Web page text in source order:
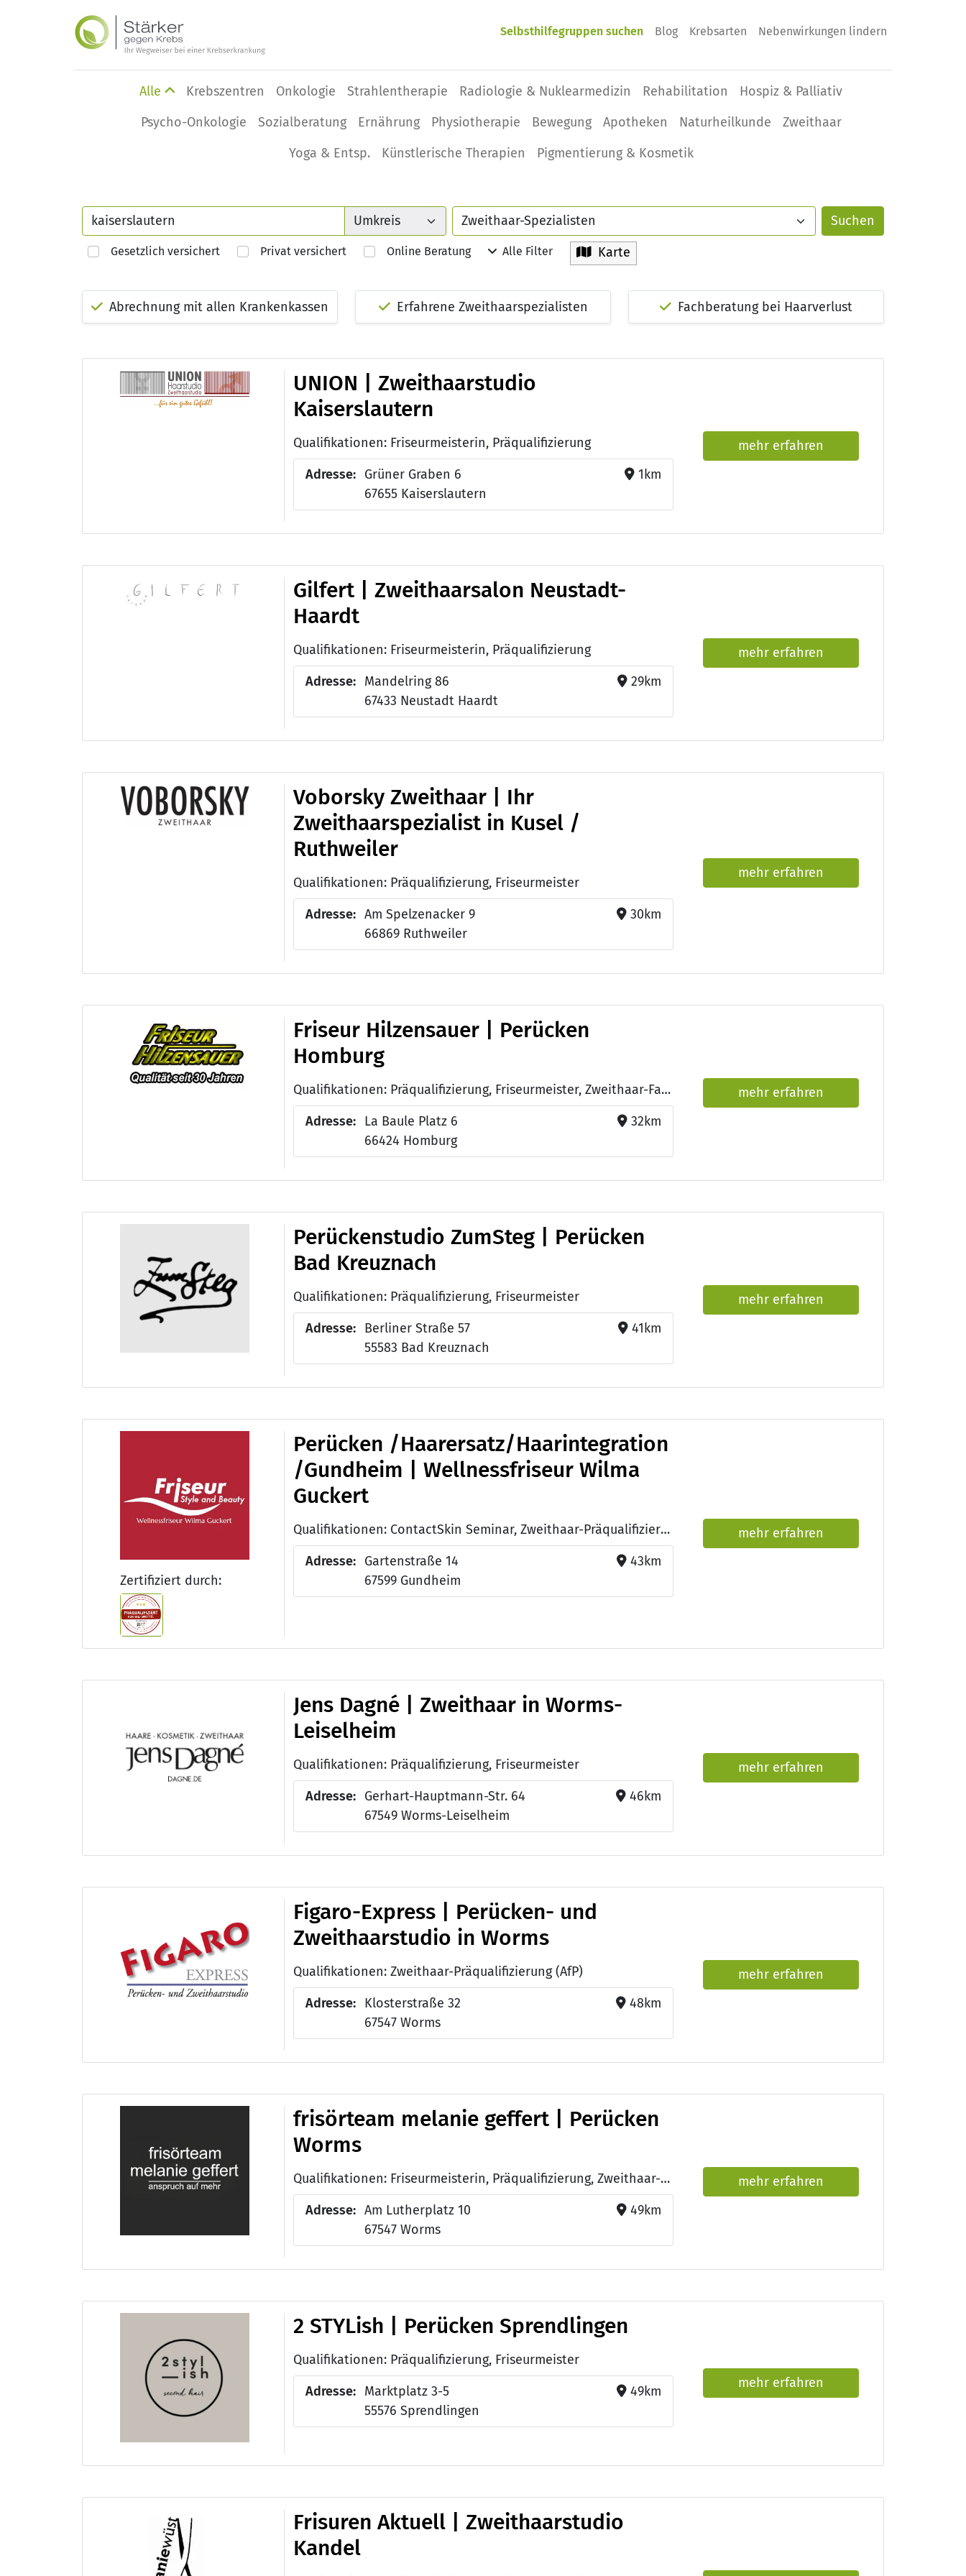
Selbsthilfegruppen suchen Blog Krebsarten Nebenwirkungen lindern
Alle Krebszentren Onkologie Strahlentherapie Radiologie & Nuklearmedizin Rehabilitation
Hospiz & Palliativ
Psycho-Onkologie
Sozialberatung Ernährung Physio­therapie Bewegung Apotheken Naturheilkunde
Zweithaar
Yoga & Entsp.
Künstlerische Therapien Pigmentierung & Kosmetik
Gesetzlich versichert Privat versichert Online Beratung Alle Filter Karte
Abrechnung mit allen Krankenkassen Erfahrene Zweithaarspezialisten Fachberatung bei Haarverlust
UNION | Zweithaarstudio
Kaiserslautern
Qualifikationen: Friseurmeisterin, Präqualifizierung
Adresse:
Grüner Graben 6
67655 Kaiserslautern
1km
mehr erfahren
Gilfert | Zweithaarsalon Neustadt-
Haardt
Qualifikationen: Friseurmeisterin, Präqualifizierung
Adresse:
Mandelring 86
67433 Neustadt Haardt
29km
mehr erfahren
Voborsky Zweithaar | Ihr
Zweithaarspezialist in Kusel /
Ruthweiler
Qualifikationen: Präqualifizierung, Friseurmeister
Adresse: Am Spelzenacker 9
66869 Ruthweiler
30km
mehr erfahren
Friseur Hilzensauer | Perücken
Homburg
Qualifikationen: Präqualifizierung, Friseurmeister, Zweithaar-Fachspezialist
Adresse:
La Baule Platz 6
66424 Homburg
32km
mehr erfahren
Perückenstudio ZumSteg | Perücken
Bad Kreuznach
Qualifikationen: Präqualifizierung, Friseurmeister
Adresse:
Berliner Straße 57
55583 Bad Kreuznach
41km
mehr erfahren
Zertifiziert durch:
Perücken /Haarersatz/Haarintegration
/Gundheim | Wellnessfriseur Wilma
Guckert
Qualifikationen: ContactSkin Seminar, Zweithaar-Präqualifizierung (AfP)
Adresse:
Gartenstraße 14
67599 Gundheim
43km
mehr erfahren
Jens Dagné | Zweithaar in Worms-
Leiselheim
Qualifikationen: Präqualifizierung, Friseurmeister
Adresse:
Gerhart-Hauptmann-Str. 64
67549 Worms-Leiselheim
46km
mehr erfahren
Figaro-Express | Perücken- und
Zweithaarstudio in Worms
Qualifikationen: Zweithaar-Präqualifizierung (AfP)
Adresse:
Klosterstraße 32
67547 Worms
48km
mehr erfahren
frisörteam melanie geffert | Perücken
Worms
Qualifikationen: Friseurmeisterin, Präqualifizierung, Zweithaar-Fachspezialistin
Adresse: Am Lutherplatz 10
67547 Worms
49km
mehr erfahren
2 STYLish | Perücken Sprendlingen
Qualifikationen: Präqualifizierung, Friseurmeister
Adresse:
Marktplatz 3-5
55576 Sprendlingen
49km
mehr erfahren
Frisuren Aktuell | Zweithaarstudio
Kandel